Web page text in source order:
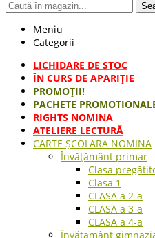
Meniu
Categorii
LICHIDARE DE STOC
ÎN CURS DE APARIŢIE
PROMOȚII!
PACHETE
RIGHTS NOMINA
ATELIERE LECTURĂ
CARTE ŞCOLARA NOMINA
Învățământ primar
Clasa
Clasa 1
CLASA a 2-a
CLASA a 3-a
CLASA a 4-a
Învățământ